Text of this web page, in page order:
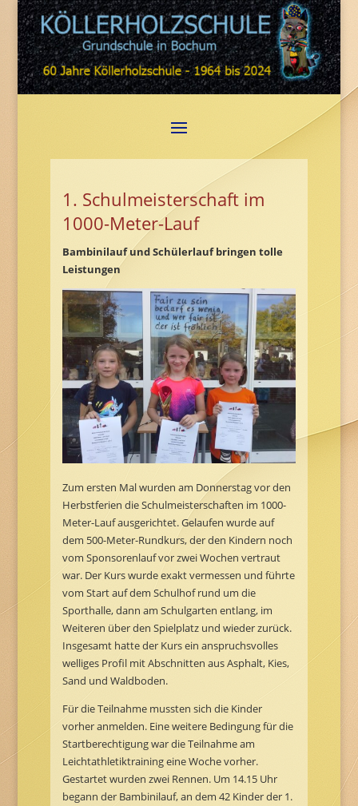
1. Schulmeisterschaft im
1000-Meter-Lauf
Bambinilauf und Schülerlauf bringen tolle
Leistungen
Zum ersten Mal wurden am Donnerstag vor den
Herbstferien die Schulmeisterschaften im 1000-
Meter-Lauf ausgerichtet. Gelaufen wurde auf
dem 500-Meter-Rundkurs, der den Kindern noch
vom Sponsorenlauf vor zwei Wochen vertraut
war. Der Kurs wurde exakt vermessen und führte
vom Start auf dem Schulhof rund um die
Sporthalle, dann am Schulgarten entlang, im
Weiteren über den Spielplatz und wieder zurück.
Insgesamt hatte der Kurs ein anspruchsvolles
welliges Profil mit Abschnitten aus Asphalt, Kies,
Sand und Waldboden.
Für die Teilnahme mussten sich die Kinder
vorher anmelden. Eine weitere Bedingung für die
Startberechtigung war die Teilnahme am
Leichtathletiktraining eine Woche vorher.
Gestartet wurden zwei Rennen. Um 14.15 Uhr
begann der Bambinilauf, an dem 42 Kinder der 1.